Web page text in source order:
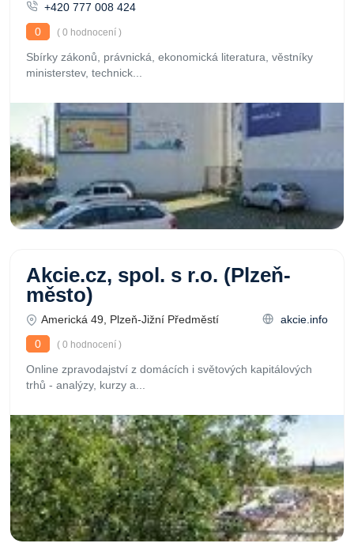
+420 777 008 424
0
( 0 hodnocení )
Sbírky zákonů, právnická, ekonomická literatura, věstníky
ministerstev, technick...
Akcie.cz, spol. s r.o. (Plzeň-
město)
Americká 49, Plzeň-Jižní Předměstí
akcie.info
0
( 0 hodnocení )
Online zpravodajství z domácích i světových kapitálových
trhů - analýzy, kurzy a...